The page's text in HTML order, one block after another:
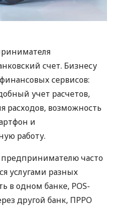
счет. Бизнесу
сервисов:
учет расчетов,
расходов, возможность
и
работу.
предпринимателю часто
услугами разных
в одном банке, POS-
другой банк, ПРРО